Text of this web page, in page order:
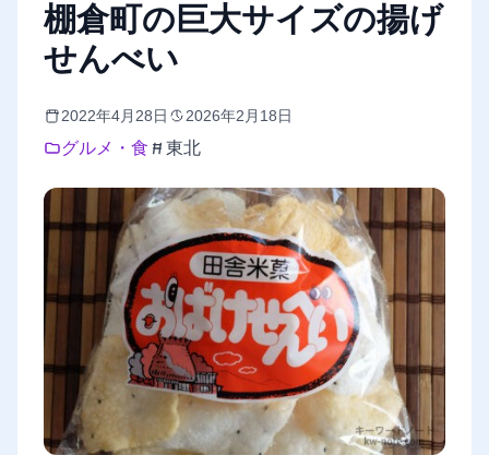
棚倉町の巨大サイズの揚げ
せんべい
2022年4月28日 2026年2月18日
グルメ・食 東北